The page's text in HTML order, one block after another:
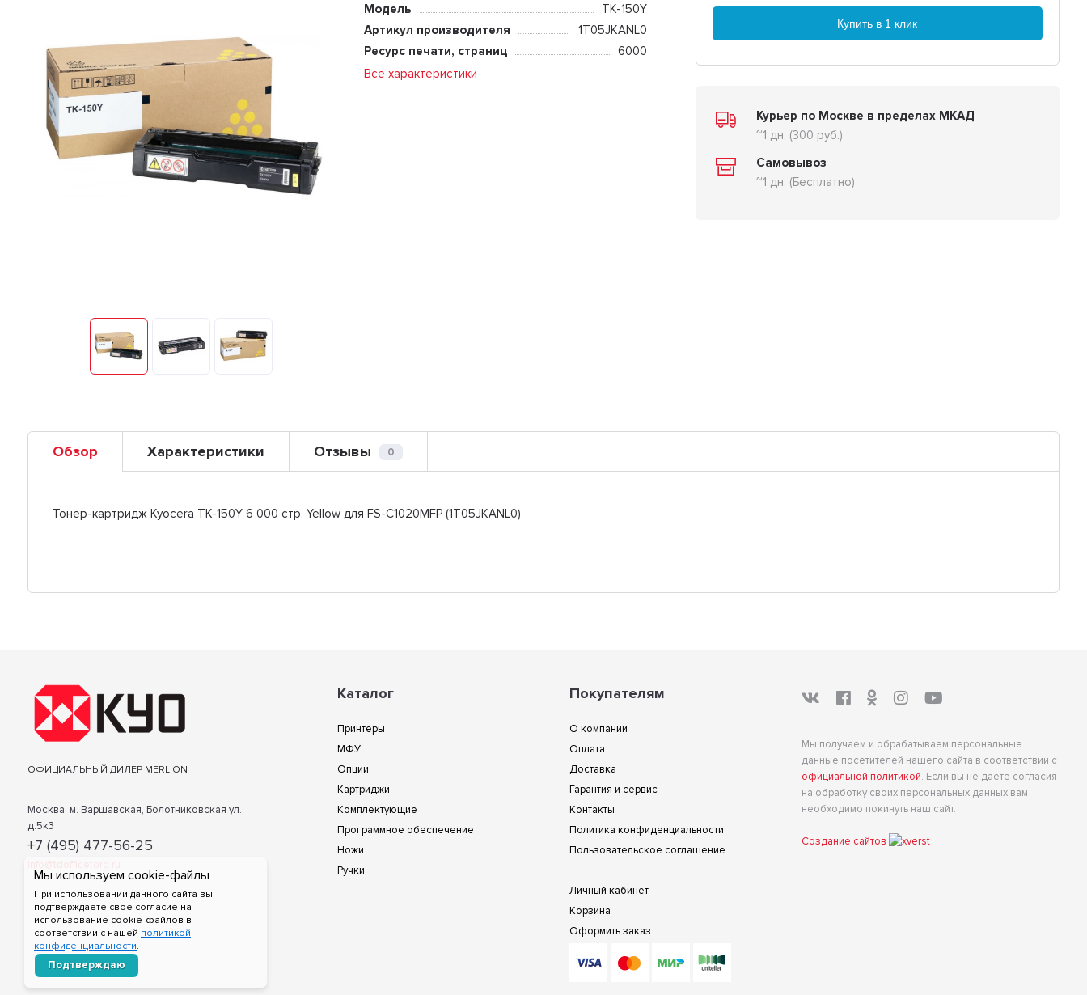
Мы используем cookie-файлы
При использовании данного сайта вы
подтверждаете свое согласие на
использование cookie-файлов в
соответствии с нашей политикой
конфиденциальности.
Подтверждаю
Модель
TK-150Y
Артикул производителя
1T05JKANL0
Ресурс печати, страниц
6000
Все характеристики
Купить в 1 клик
Курьер по Москве в пределах МКАД
~1 дн. (300 руб.)
Самовывоз
~1 дн. (Бесплатно)
Обзор Характеристики Отзывы 0
Тонер-картридж Kyocera TK-150Y 6 000 стр. Yellow для FS-C1020MFP (1T05JKANL0)
ОФИЦИАЛЬНЫЙ ДИЛЕР MERLION
Москва, м. Варшавская, Болотниковская ул.,
д.5к3
+7 (495) 477-56-25
Каталог
Принтеры
МФУ
Опции
Картриджи
Комплектующие
Программное обеспечение
Ножи
Ручки
Покупателям
О компании
Оплата
Доставка
Гарантия и сервис
Контакты
Политика конфиденциальности
Пользовательское соглашение
Личный кабинет
Корзина
Оформить заказ
Мы получаем и обрабатываем персональные
данные посетителей нашего сайта в соответствии с
официальной политикой. Если вы не даете согласия
на обработку своих персональных данных,вам
необходимо покинуть наш сайт.
Создание сайтов